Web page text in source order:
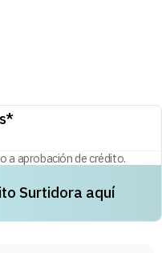
a aprobación de crédito.
Surtidora aquí